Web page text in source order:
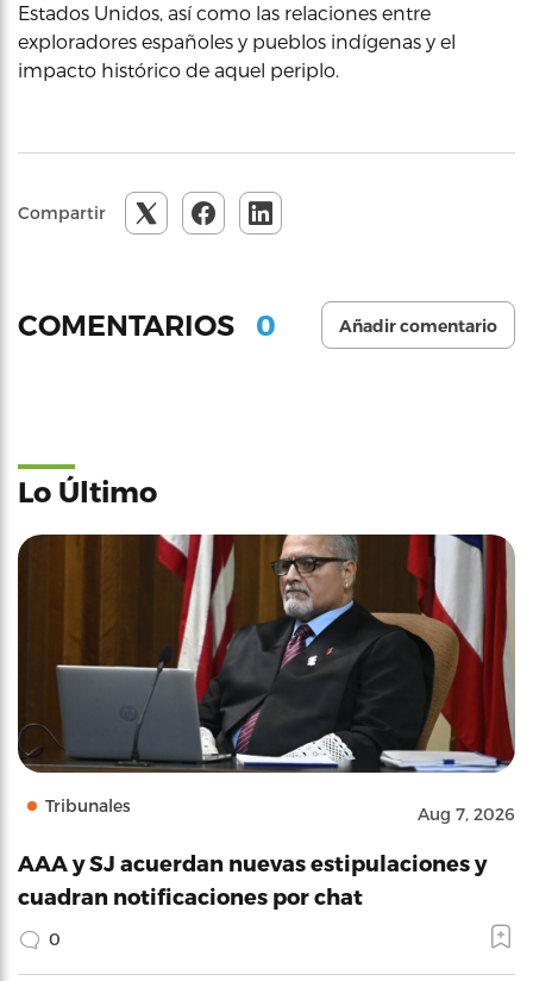
Estados Unidos, así como las relaciones entre
exploradores españoles y pueblos indígenas y el
impacto histórico de aquel periplo.
Compartir
COMENTARIOS 0 Añadir comentario
Lo Último
Tribunales Aug 7, 2026
AAA y SJ acuerdan nuevas estipulaciones y
cuadran notificaciones por chat
0